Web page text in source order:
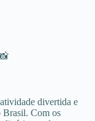
divertida e
Brasil. Com os